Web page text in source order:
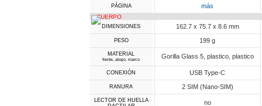
PÁGINA más
CUERPO
DIMENSIONES 162.7 x 75.7 x 8.6 mm
PESO 199 g
MATERIAL
frente, abajo, marco Gorilla Glass 5, plastico, plastico
CONEXIÓN USB Type-C
RANURA 2 SIM (Nano-SIM)
LECTOR DE HUELLA
no